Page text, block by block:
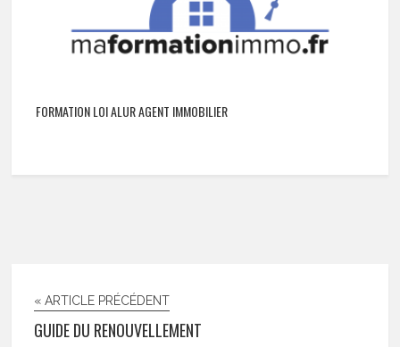
FORMATION LOI ALUR AGENT IMMOBILIER
« ARTICLE PRÉCÉDENT
GUIDE DU RENOUVELLEMENT